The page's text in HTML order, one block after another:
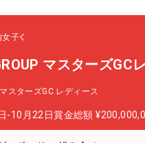
女子
マスターズGC
スターズGC レディース
-10月22日賞金総額